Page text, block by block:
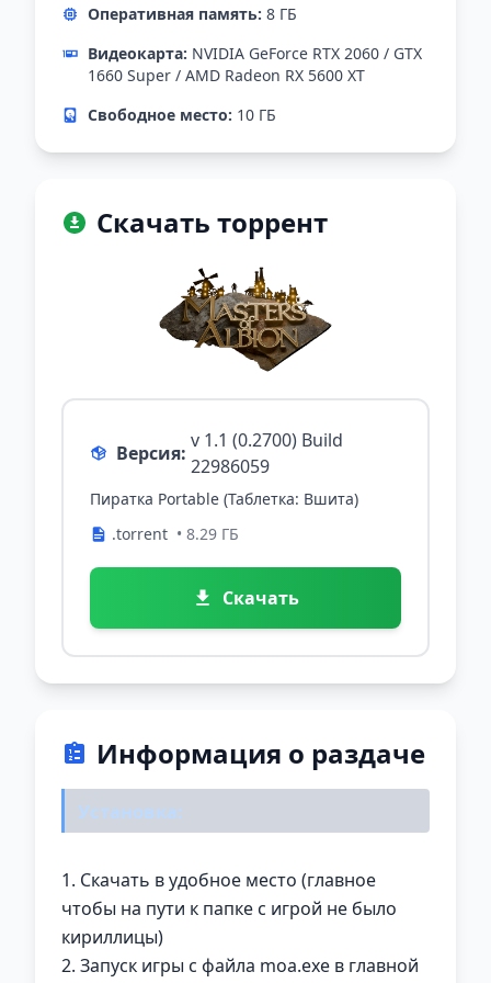
Оперативная память: 8 ГБ
Видеокарта: NVIDIA GeForce RTX 2060 / GTX
1660 Super / AMD Radeon RX 5600 XT
Свободное место: 10 ГБ
Скачать торрент
Версия:
v 1.1 (0.2700) Build
22986059
Пиратка Portable (Таблетка: Вшита)
.torrent • 8.29 ГБ
Скачать
Информация о раздаче
Установка:
1. Скачать в удобное место (главное
чтобы на пути к папке с игрой не было
кириллицы)
2. Запуск игры с файла moa.exe в главной